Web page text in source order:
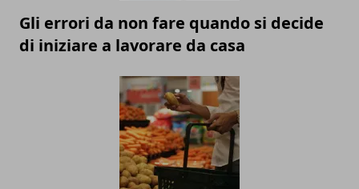
Gli errori da non fare quando si decide
di iniziare a lavorare da casa